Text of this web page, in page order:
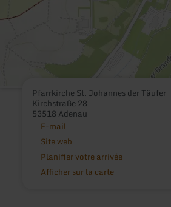
Pfarrkirche St. Johannes der Täufer
Kirchstraße 28
53518 Adenau
E-mail
Site web
Planifier votre arrivée
Afficher sur la carte